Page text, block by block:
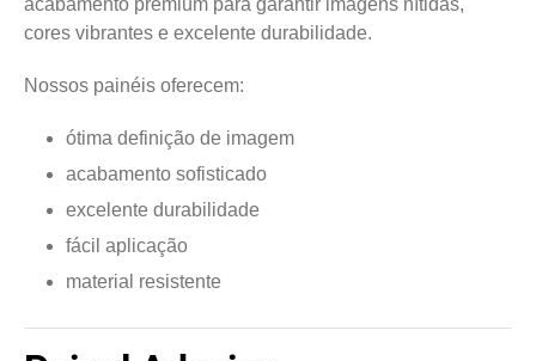
cores vibrantes e excelente durabilidade.
Nossos painéis oferecem:
ótima definição de imagem
acabamento sofisticado
excelente durabilidade
fácil aplicação
material resistente